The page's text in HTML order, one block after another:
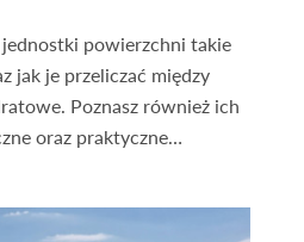
jednostki powierzchni takie
jak je przeliczać między
Poznasz również ich
oraz praktyczne
i na świecie. Dodatkowo,
w zależności od sytuacji i